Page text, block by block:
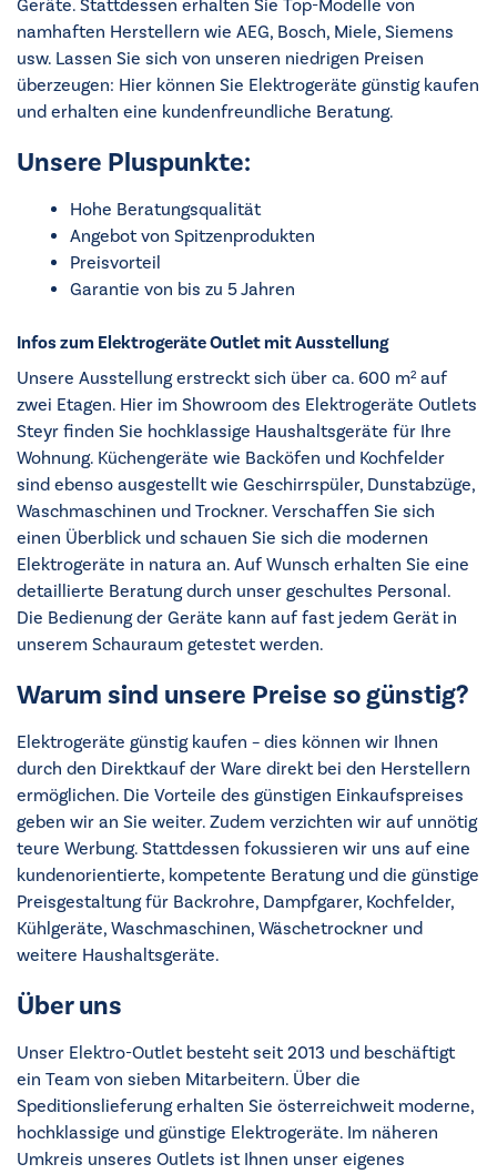
Geräte. Stattdessen erhalten Sie Top-Modelle von
namhaften Herstellern wie AEG, Bosch, Miele, Siemens
usw. Lassen Sie sich von unseren niedrigen Preisen
überzeugen: Hier können Sie Elektrogeräte günstig kaufen
und erhalten eine kundenfreundliche Beratung.
Unsere Pluspunkte:
Hohe Beratungsqualität
Angebot von Spitzenprodukten
Preisvorteil
Garantie von bis zu 5 Jahren
Infos zum Elektrogeräte Outlet mit Ausstellung
Unsere Ausstellung erstreckt sich über ca. 600 m² auf
zwei Etagen. Hier im Showroom des Elektrogeräte Outlets
Steyr finden Sie hochklassige Haushaltsgeräte für Ihre
Wohnung. Küchengeräte wie Backöfen und Kochfelder
sind ebenso ausgestellt wie Geschirrspüler, Dunstabzüge,
Waschmaschinen und Trockner. Verschaffen Sie sich
einen Überblick und schauen Sie sich die modernen
Elektrogeräte in natura an. Auf Wunsch erhalten Sie eine
detaillierte Beratung durch unser geschultes Personal.
Die Bedienung der Geräte kann auf fast jedem Gerät in
unserem Schauraum getestet werden.
Warum sind unsere Preise so günstig?
Elektrogeräte günstig kaufen – dies können wir Ihnen
durch den Direktkauf der Ware direkt bei den Herstellern
ermöglichen. Die Vorteile des günstigen Einkaufspreises
geben wir an Sie weiter. Zudem verzichten wir auf unnötig
teure Werbung. Stattdessen fokussieren wir uns auf eine
kundenorientierte, kompetente Beratung und die günstige
Preisgestaltung für Backrohre, Dampfgarer, Kochfelder,
Kühlgeräte, Waschmaschinen, Wäschetrockner und
weitere Haushaltsgeräte.
Über uns
Unser Elektro-Outlet besteht seit 2013 und beschäftigt
ein Team von sieben Mitarbeitern. Über die
Speditionslieferung erhalten Sie österreichweit moderne,
hochklassige und günstige Elektrogeräte. Im näheren
Umkreis unseres Outlets ist Ihnen unser eigenes